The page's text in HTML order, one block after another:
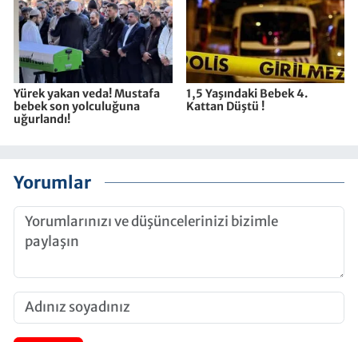
Yürek yakan veda! Mustafa
bebek son yolculuğuna
uğurlandı!
1,5 Yaşındaki Bebek 4.
Kattan Düştü !
Yorumlar